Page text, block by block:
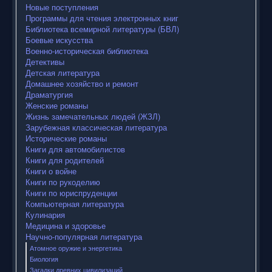
Новые поступления
Программы для чтения электронных книг
Библиотека всемирной литературы (БВЛ)
Боевые искусства
Военно-историческая библиотека
Детективы
Детская литература
Домашнее хозяйство и ремонт
Драматургия
Женские романы
Жизнь замечательных людей (ЖЗЛ)
Зарубежная классическая литература
Исторические романы
Книги для автомобилистов
Книги для родителей
Книги о войне
Книги по рукоделию
Книги по юриспруденции
Компьютерная литература
Кулинария
Медицина и здоровье
Научно-популярная литература
Атомное оружие и энергетика
Биология
Загадки древних цивилизаций